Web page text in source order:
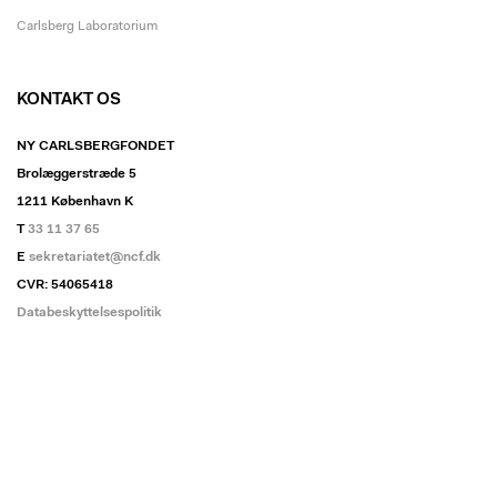
Carlsberg Laboratorium
KONTAKT OS
NY CARLSBERGFONDET
Brolæggerstræde 5
1211 København K
T33 11 37 65
E sekretariatet@ncf.dk
CVR: 54065418
Databeskyttelsespolitik